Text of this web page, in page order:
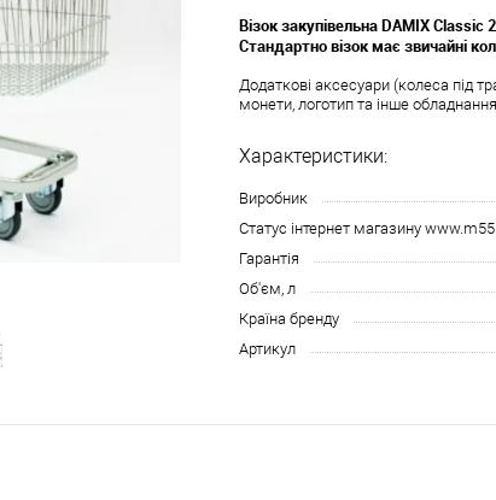
Візок закупівельна DAMIX
Стандартно візок має звичайні
Додаткові аксесуари (колеса під
монети, логотип та інше
Характеристики:
Виробник
Статус інтернет магазину
Гарантія
Об'єм, л
Країна бренду
Артикул